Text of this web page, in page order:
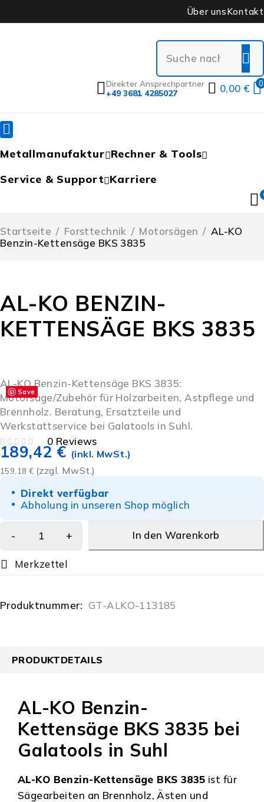
Über unsKontakt
Direkter Ansprechpartner
+49 3681 4285027 0,00 € 0
Metallmanufaktur Rechner & Tools
Service & Support Karriere
Startseite / Forsttechnik / Motorsägen / AL-KO
Benzin-Kettensäge BKS 3835
AL-KO BENZIN-
KETTENSÄGE BKS 3835
Save
0 Reviews
189,42 € (inkl. MwSt.)
159,18 € (zzgl. MwSt.)
AL-KO Benzin-Kettensäge BKS 3835:
Motorsäge/Zubehör für Holzarbeiten, Astpflege und
Brennholz. Beratung, Ersatzteile und
Werkstattservice bei Galatools in Suhl.
Direkt verfügbar
Abholung in unseren Shop möglich
In den Warenkorb
Produktnummer: GT-ALKO-113185
PRODUKTDETAILS
AL-KO Benzin-
Kettensäge BKS 3835 bei
Galatools in Suhl
AL-KO Benzin-Kettensäge BKS 3835 ist für
Sägearbeiten an Brennholz, Ästen und